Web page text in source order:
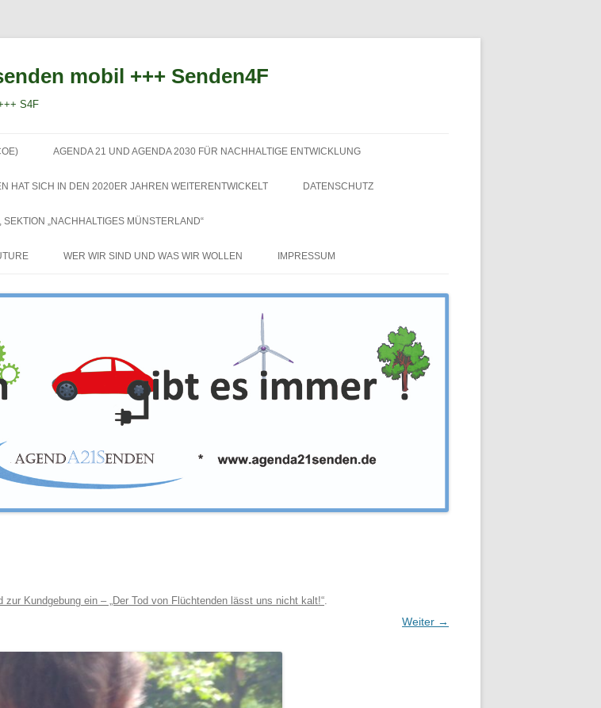
mobil +++ Senden4F
S4F
Inhalt
AGENDA 21 UND AGENDA 2030 FÜR NACHHALTIGE ENTWICKLUNG
HAT SICH IN DEN 2020ER JAHREN WEITERENTWICKELT DATENSCHUTZ
„NACHHALTIGES MÜNSTERLAND“
WER WIR SIND UND WAS WIR WOLLEN IMPRESSUM
zur Kundgebung ein – „Der Tod von Flüchtenden lässt uns nicht kalt!“
Weiter →